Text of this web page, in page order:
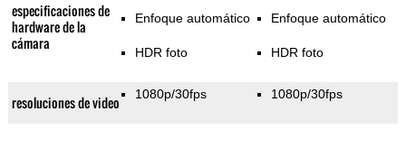
especificaciones de
hardware de la
cámara
Enfoque automático
HDR foto
Enfoque automático
HDR foto
resoluciones de video 1080p/30fps 1080p/30fps